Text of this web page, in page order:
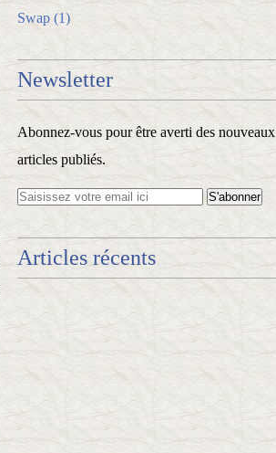
Swap (1)
Newsletter
Abonnez-vous pour être averti des nouveaux
articles publiés.
Articles récents